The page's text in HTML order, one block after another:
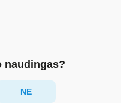
naudingas?
NE